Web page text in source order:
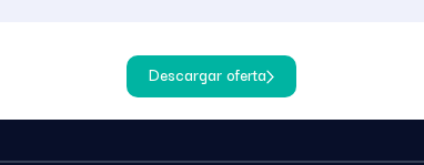
Descargar oferta